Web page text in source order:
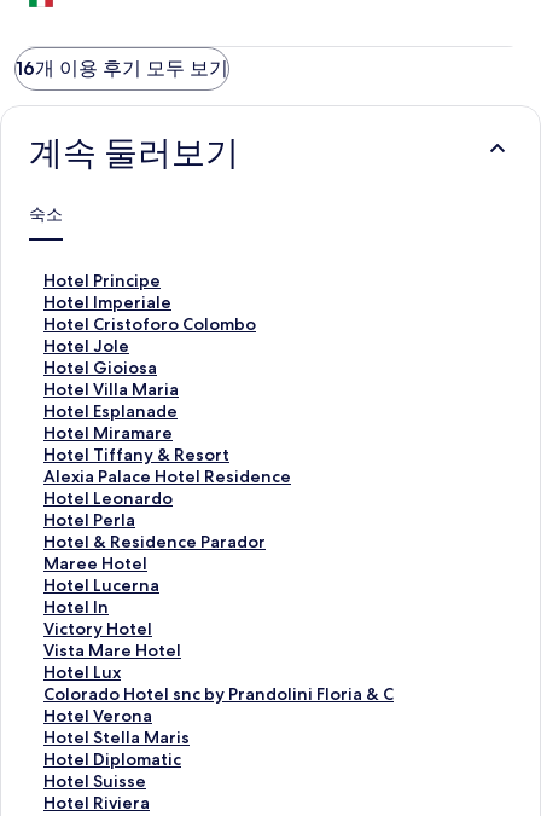
16개 이용 후기 모두 보기
계속 둘러보기
숙소
Hotel Principe
H
o
t
e
l
P
r
i
n
c
i
p
e
페
이
지
를
여
는
링
크
Hotel Imperiale
H
o
t
e
l
I
m
p
e
r
i
a
l
e
페
이
지
를
여
는
링
크
Hotel Cristoforo Colombo
H
o
t
e
l
C
r
i
s
t
o
f
o
r
o
C
o
l
o
m
b
o
페
Hotel Jole
H
o
t
e
l
J
o
l
e
페
이
지
를
여
는
링
크
Hotel Gioiosa
H
o
t
e
l
G
i
o
i
o
s
a
페
이
지
를
여
는
링
크
Hotel Villa Maria
H
o
t
e
l
V
i
l
l
a
M
a
r
i
a
페
이
지
를
여
Hotel Esplanade
H
o
t
e
l
E
s
p
l
a
n
a
d
e
페
이
지
를
여
Hotel Miramare
H
o
t
e
l
M
i
r
a
m
a
r
e
페
이
지
를
여
Hotel Tiffany & Resort
H
o
t
e
l
T
i
f
f
a
n
y
&
R
e
s
o
Alexia Palace Hotel Residence
A
l
e
x
i
a
P
a
l
a
c
e
H
o
t
e
Hotel Leonardo
H
o
t
e
l
L
e
o
n
a
r
d
o
페
이
Hotel Perla
H
o
t
e
l
P
e
r
l
a
페
이
지
를
Hotel & Residence Parador
H
o
t
e
l
&
R
e
s
i
d
e
n
Maree Hotel
M
a
r
e
e
H
o
t
e
l
페
이
Hotel Lucerna
H
o
t
e
l
L
u
c
e
r
n
Hotel In
H
o
t
e
l
I
n
페
이
지
Victory Hotel
V
i
c
t
o
r
y
H
o
Vista Mare Hotel
V
i
s
t
a
M
a
r
Hotel Lux
H
o
t
e
l
L
u
Colorado Hotel snc by Prandolini Floria & C
C
o
l
o
r
a
Hotel Verona
H
o
t
e
l
Hotel Stella Maris
H
o
t
e
Hotel Diplomatic
H
o
t
Hotel Suisse
H
o
Hotel Riviera
H